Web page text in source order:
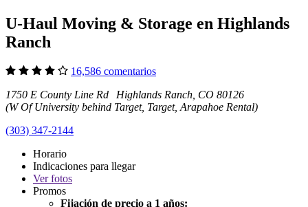
U-Haul Moving & Storage en Highlands
Ranch
16,586 comentarios
1750 E County Line Rd Highlands Ranch, CO 80126
(W Of University behind Target, Target, Arapahoe Rental)
(303) 347-2144
Horario
Indicaciones para llegar
Verfotos
Promos
Fijación de precio a 1 años: